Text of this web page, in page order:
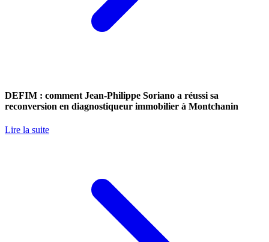
DEFIM : comment Jean-Philippe Soriano a réussi sa
reconversion en diagnostiqueur immobilier à Montchanin
Lire la suite